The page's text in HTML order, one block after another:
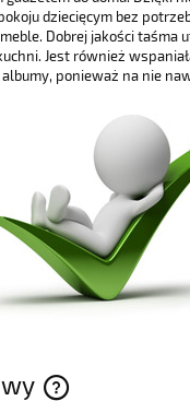
dziecięcym bez
Dobrej jakości taśma
Jest również
ponieważ na nie